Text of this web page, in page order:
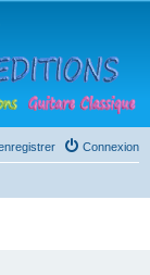
Connexion